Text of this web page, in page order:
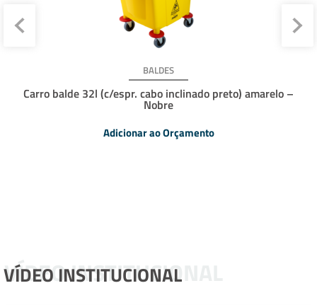
BALDES
Carro balde 32l (c/espr. cabo inclinado preto) amarelo –
Nobre
Adicionar ao Orçamento
VÍDEO INSTITUCIONAL
VÍDEO INSTITUCIONAL